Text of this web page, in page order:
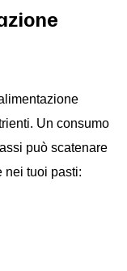
Un consumo
può scatenare
nei tuoi pasti: